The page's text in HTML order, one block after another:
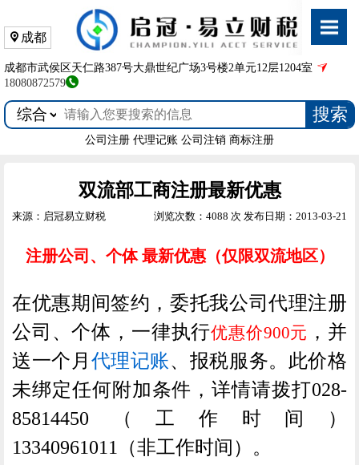
成都
成都市武侯区天仁路387号大鼎世纪广场3号楼2单元12层1204室
18080872579
搜索
公司注册 代理记账 公司注销 商标注册
双流部工商注册最新优惠
来源：启冠易立财税 浏览次数：4088 次 发布日期：2013-03-21
注册公司、个体 最新优惠（仅限双流地区）
在优惠期间签约，委托我公司代理注册
公司、个体，一律执行优惠价900元 ，并
送一个月 代理记账、报税服务。此价格
未绑定任何附加条件，详情请拨打028-
85814450（工作时间）
13340961011（非工作时间）。